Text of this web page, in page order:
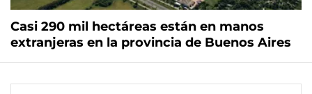
Casi 290 mil hectáreas están en manos
extranjeras en la provincia de Buenos Aires